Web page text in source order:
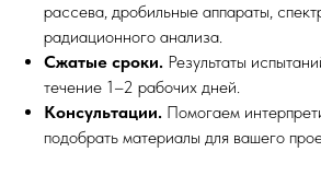
рассева, дробильные аппараты,
радиационного анализа.
Сжатые сроки. Результаты
течение 1–2 рабочих дней.
Консультации. Помогаем
подобрать материалы для вашего